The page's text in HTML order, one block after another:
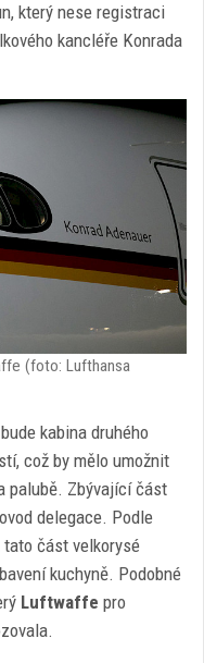
který nese registraci
kancléře Konrada
(foto: Lufthansa
kabina druhého
což by mělo umožnit
palubě. Zbývající část
delegace. Podle
část velkorysé
kuchyně. Podobné
Luftwaffe pro